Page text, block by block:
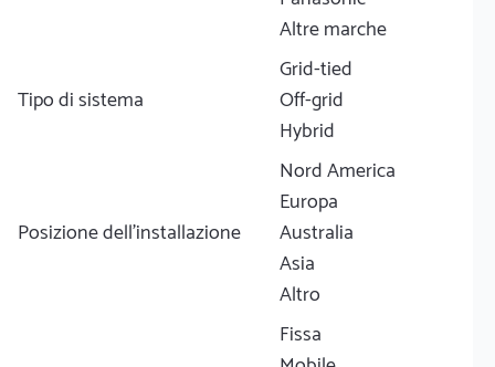
Altre marche
Tipo di sistema
Grid-tied
Off-grid
Hybrid
Posizione dell'installazione
Nord America
Europa
Australia
Asia
Altro
Fissa